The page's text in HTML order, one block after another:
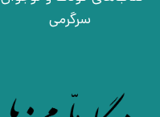
سرگرمی